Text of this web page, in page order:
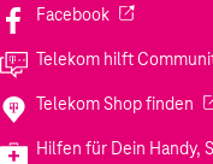
Facebook(Wird in
Telekom hilft
Telekom Shop finden
Hilfen für Dein Handy,